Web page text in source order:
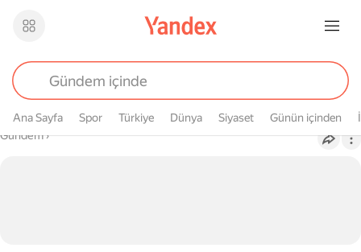
Ana Sayfa Spor Türkiye Dünya Siyaset Günün içinden
Buradasın
Gündem›